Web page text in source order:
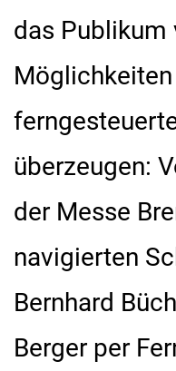
das Publikum
überzeugen:
der Messe
navigierten
Bernhard
Berger per